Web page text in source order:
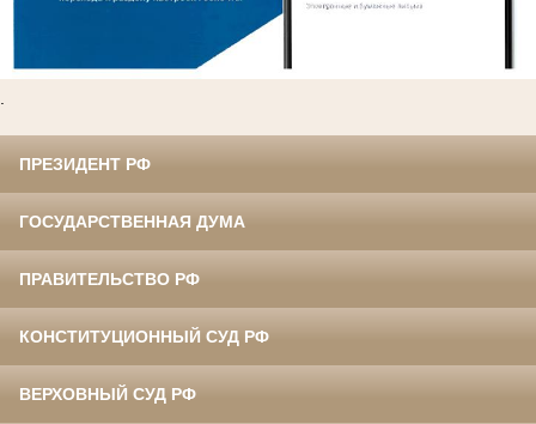
ПРЕЗИДЕНТ РФ
ГОСУДАРСТВЕННАЯ ДУМА
ПРАВИТЕЛЬСТВО РФ
КОНСТИТУЦИОННЫЙ СУД РФ
ВЕРХОВНЫЙ СУД РФ